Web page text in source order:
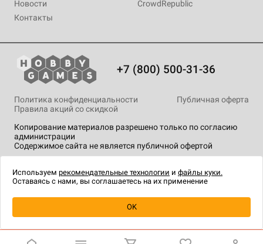
Уведомить о наличии
Новости
Контакты
CrowdRepublic
+7 (800) 500-31-36
Копирование материалов разрешено только по согласию
администрации
Содержимое сайта не является публичной офертой
Политика конфиденциальности
Публичная оферта
Правила акций со скидкой
технологии.
Используем рекомендательные технологии и файлы куки.
Оставаясь с нами, вы соглашаетесь на их применение
OK